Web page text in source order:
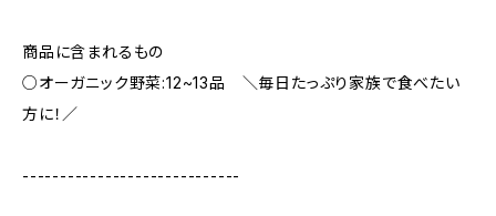
商品に含まれるもの
○オーガニック野菜:12~13品 ＼毎日たっぷり家族で食べたい
方に！／
-----------------------------